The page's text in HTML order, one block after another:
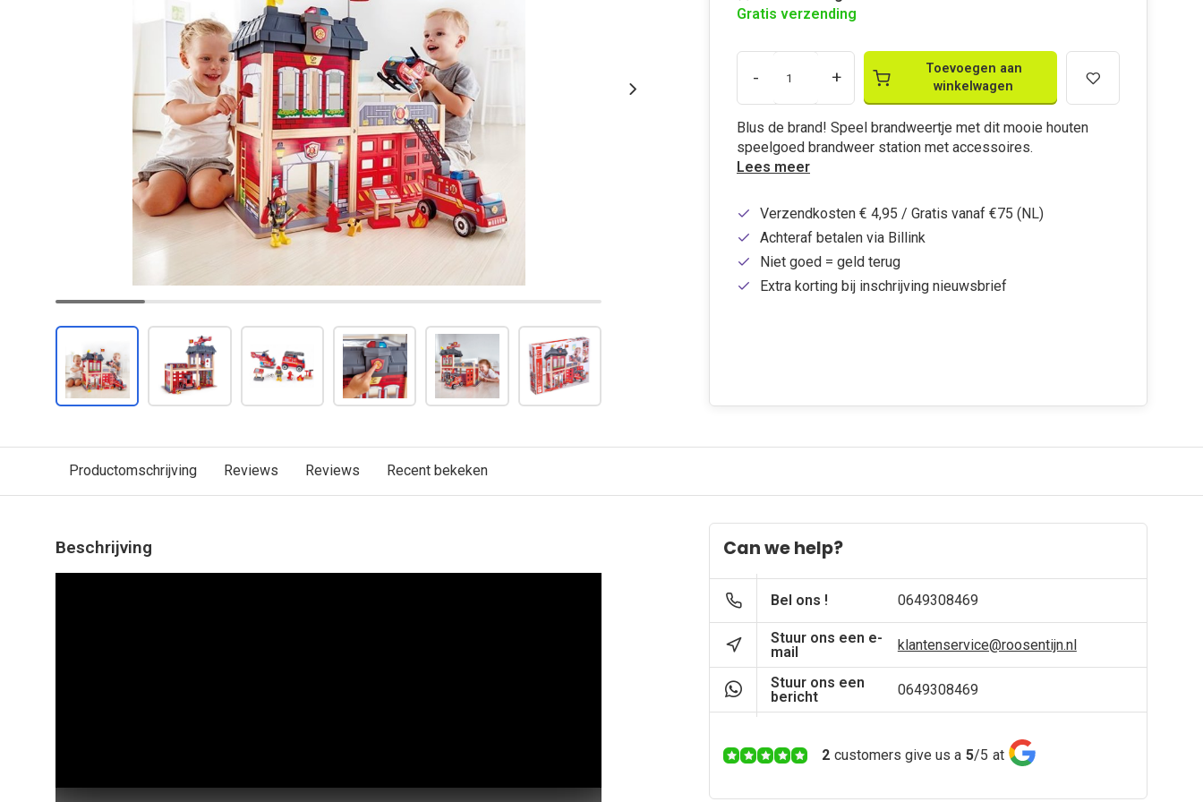
Gratis verzending
- +
Toevoegen aan
winkelwagen
Blus de brand! Speel brandweertje met dit mooie houten
speelgoed brandweer station met accessoires.
Lees meer
Verzendkosten € 4,95 / Gratis vanaf €75 (NL)
Achteraf betalen via Billink
Niet goed = geld terug
Extra korting bij inschrijving nieuwsbrief
Productomschrijving Reviews Reviews Recent bekeken
Beschrijving Can we help?
Bel ons ! 0649308469
Stuur ons een e-
mail
klantenservice@roosentijn.nl
Stuur ons een
bericht
0649308469
2 customers give us a 5/5 at